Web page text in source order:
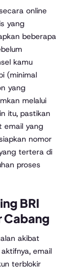
online
yang
beberapa
kamu
(minimal
yang
melalui
itu, pastikan
email yang
nomor
tertera di
proses
BRI
Cabang
akibat
email
terblokir